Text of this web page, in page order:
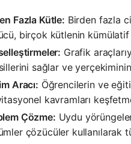
Fazla Kütle: Birden fazla
birçok kütlenin
Grafik
sağlar ve yerçekiminin
Aracı: Öğrencilerin ve
kavramları
Çözme: Uydu
çözücüler kullanılarak